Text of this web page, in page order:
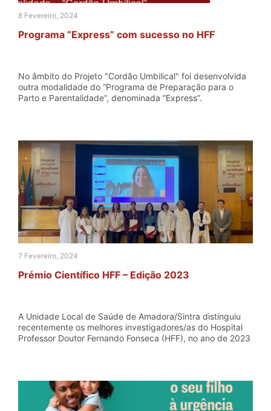
8 Fevereiro, 2024
Programa “Express” com sucesso no HFF
No âmbito do Projeto "Cordão Umbilical" foi desenvolvida
outra modalidade do “Programa de Preparação para o
Parto e Parentalidade”, denominada “Express”.
7 Fevereiro, 2024
Prémio Científico HFF – Edição 2023
A Unidade Local de Saúde de Amadora/Sintra distinguiu
recentemente os melhores investigadores/as do Hospital
Professor Doutor Fernando Fonseca (HFF), no ano de 2023